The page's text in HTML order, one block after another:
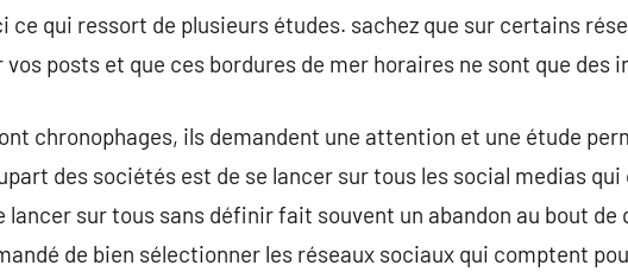
ce qui ressort de plusieurs études. sachez que sur certains
posts et que ces bordures de mer horaires ne sont que des
chronophages, ils demandent une attention et une étude
des sociétés est de se lancer sur tous les social medias
lancer sur tous sans définir fait souvent un abandon au bout de
de bien sélectionner les réseaux sociaux qui comptent